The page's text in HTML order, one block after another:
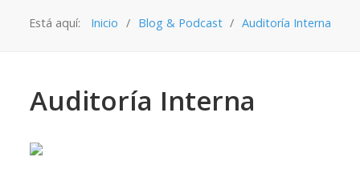
Está aquí: Inicio Blog & Podcast Auditoría Interna
Auditoría Interna